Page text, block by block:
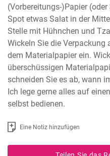
(Vorbereitungs-)Papier
Spot etwas Salat in der
Stelle mit Hühnchen und
Wickeln Sie die
dem Materialpapier ein.
überschüssigen
schneiden Sie es ab, wann
Ich lege gerne alles auf
selbst bedienen.
Eine Notiz hinzufügen